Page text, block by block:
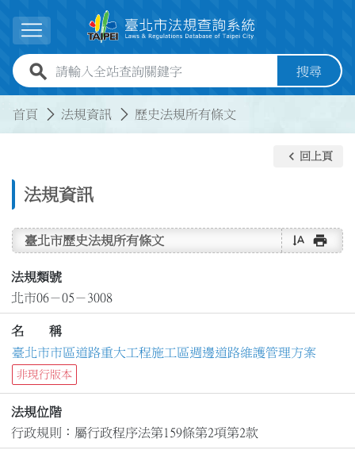
展開選單
全站查詢關鍵字欄位 搜尋
首頁 法規資訊 歷史法規所有條文
法規資訊
keyboard_arrow_left 回上頁
臺北市歷史法規所有條文 text_rotate_vertical print
法規類號
北市06－05－3008
名 稱
臺北市市區道路重大工程施工區週邊道路維護管理方案
非現行版本
法規位階
行政規則：屬行政程序法第159條第2項第2款